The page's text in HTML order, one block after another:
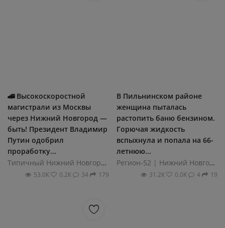
🚄 Высокоскоростной
магистрали из Москвы
через Нижний Новгород —
быть! Президент Владимир
Путин одобрил
проработку...
Типичный Нижний Новгород
53.0К 0.2К 34 179
В Пильнинском районе
женщина пыталась
растопить баню бензином.
Горючая жидкость
вспыхнула и попала на 66-
летнюю...
Регион-52 | Нижний Новгород
31.2К 0.0К 4 19